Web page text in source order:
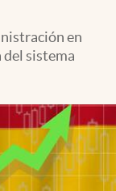
en
del sistema